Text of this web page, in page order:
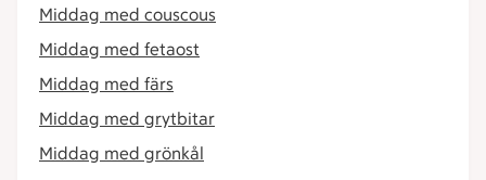
Middag med couscous
Middag med fetaost
Middag med färs
Middag med grytbitar
Middag med grönkål